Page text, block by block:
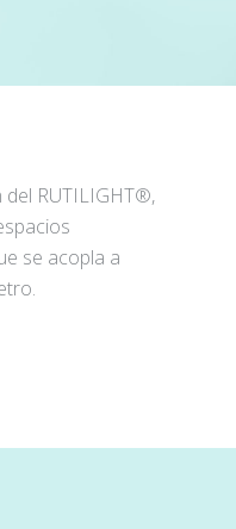
del RUTILIGHT®,
se acopla a